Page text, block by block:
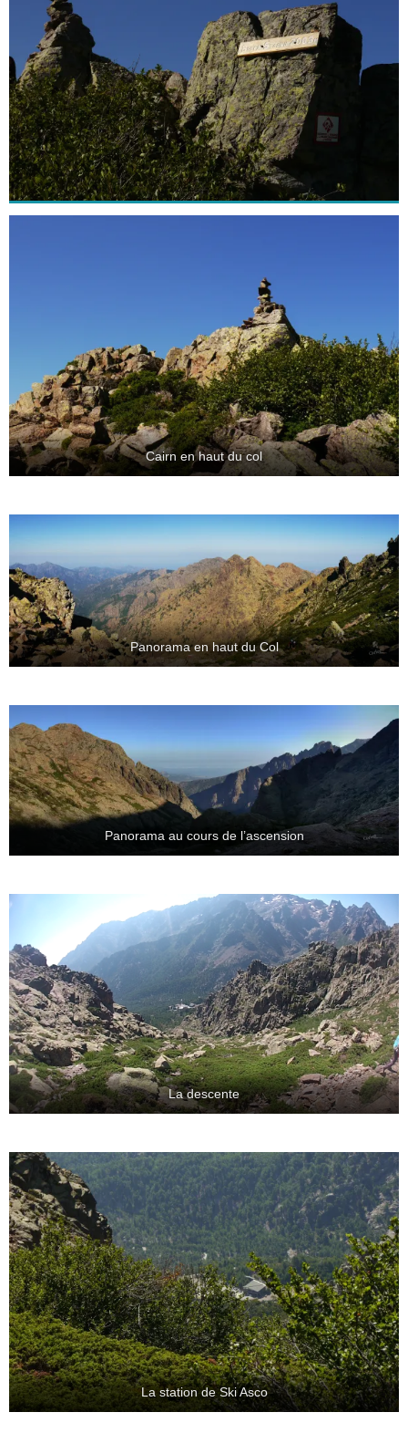
Cairn en haut du col
Panorama en haut du Col
Panorama au cours de l’ascension
La descente
La station de Ski Asco